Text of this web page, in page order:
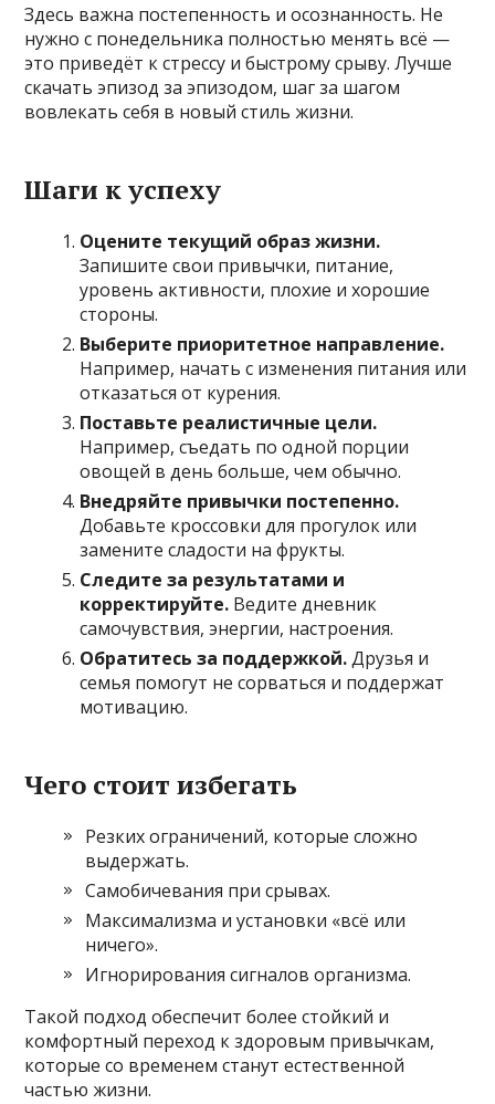
Здесь важна постепенность и осознанность. Не
нужно с понедельника полностью менять всё —
это приведёт к стрессу и быстрому срыву. Лучше
скачать эпизод за эпизодом, шаг за шагом
вовлекать себя в новый стиль жизни.
Шаги к успеху
Оцените текущий образ жизни.
Запишите свои привычки, питание,
уровень активности, плохие и хорошие
стороны.
Выберите приоритетное направление.
Например, начать с изменения питания или
отказаться от курения.
Поставьте реалистичные цели.
Например, съедать по одной порции
овощей в день больше, чем обычно.
Внедряйте привычки постепенно.
Добавьте кроссовки для прогулок или
замените сладости на фрукты.
Следите за результатами и
корректируйте. Ведите дневник
самочувствия, энергии, настроения.
Обратитесь за поддержкой.Друзья и
семья помогут не сорваться и поддержат
мотивацию.
Чего стоит избегать
Резких ограничений, которые сложно
выдержать.
Самобичевания при срывах.
Максимализма и установки «всё или
ничего».
Игнорирования сигналов организма.
Такой подход обеспечит более стойкий и
комфортный переход к здоровым привычкам,
которые со временем станут естественной
частью жизни.